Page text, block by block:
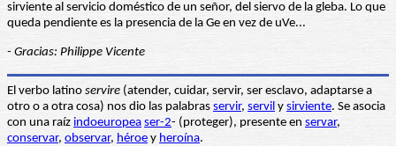
sirviente al servicio doméstico de un señor, del siervo de la gleba. Lo que
queda pendiente es la presencia de la Ge en vez de uVe...
- Gracias: Philippe Vicente
El verbo latino servire (atender, cuidar, servir, ser esclavo, adaptarse a
otro o a otra cosa) nos dio las palabras servir, servil y sirviente. Se asocia
con una raíz indoeuropea ser-2- (proteger), presente en servar,
conservar, observar, héroe y heroína.